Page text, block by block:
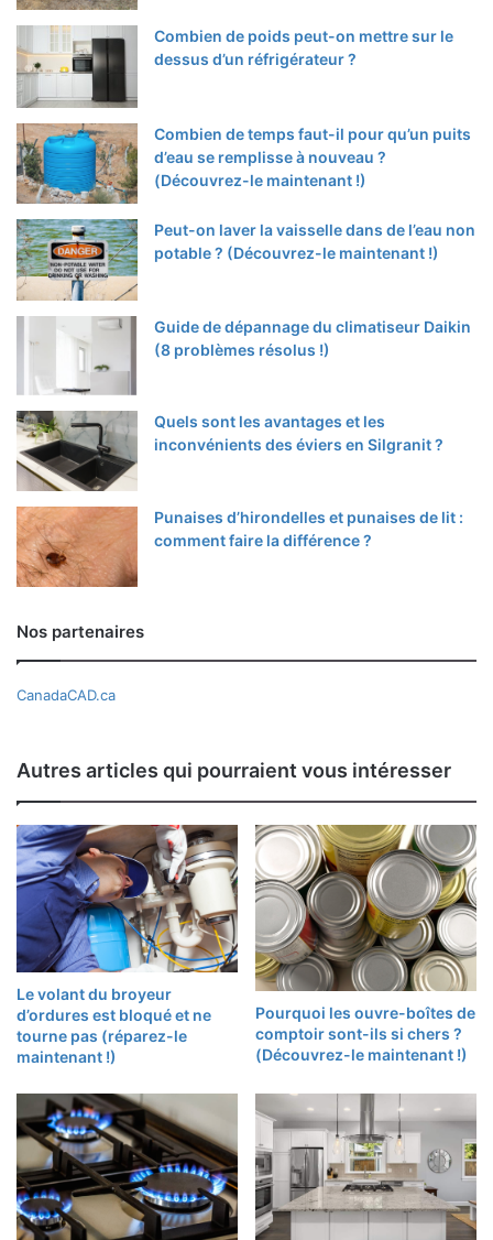
Combien de poids peut-on mettre sur le
dessus d’un réfrigérateur ?
Combien de temps faut-il pour qu’un puits
d’eau se remplisse à nouveau ?
(Découvrez-le maintenant !)
Peut-on laver la vaisselle dans de l’eau non
potable ? (Découvrez-le maintenant !)
Guide de dépannage du climatiseur Daikin
(8 problèmes résolus !)
Quels sont les avantages et les
inconvénients des éviers en Silgranit ?
Punaises d’hirondelles et punaises de lit :
comment faire la différence ?
Nos partenaires
CanadaCAD.ca
Autres articles qui pourraient vous intéresser
Le volant du broyeur
d’ordures est bloqué et ne
tourne pas (réparez-le
maintenant !)
Pourquoi les ouvre-boîtes de
comptoir sont-ils si chers ?
(Découvrez-le maintenant !)